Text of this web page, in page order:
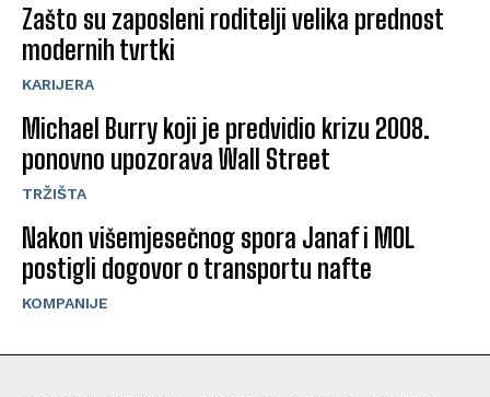
Zašto su zaposleni roditelji velika prednost
modernih tvrtki
KARIJERA
Michael Burry koji je predvidio krizu 2008.
ponovno upozorava Wall Street
TRŽIŠTA
Nakon višemjesečnog spora Janaf i MOL
postigli dogovor o transportu nafte
KOMPANIJE